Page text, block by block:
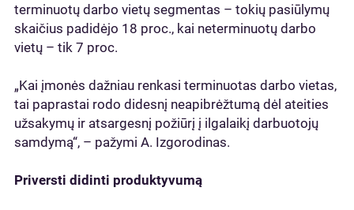
terminuotų darbo vietų segmentas – tokių pasiūlymų
skaičius padidėjo 18 proc., kai neterminuotų darbo
vietų – tik 7 proc.
„Kai įmonės dažniau renkasi terminuotas darbo vietas,
tai paprastai rodo didesnį neapibrėžtumą dėl ateities
užsakymų ir atsargesnį požiūrį į ilgalaikį darbuotojų
samdymą“, – pažymi A. Izgorodinas.
Priversti didinti produktyvumą